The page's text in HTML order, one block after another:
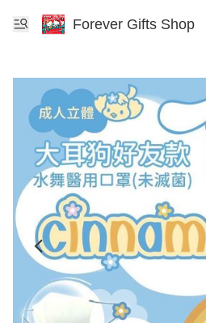
Forever Gifts Shop